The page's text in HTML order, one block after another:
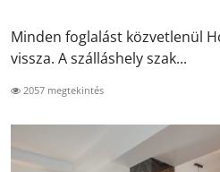
Minden foglalást közvetlenül
vissza. A szálláshely szak...
2057 megtekintés